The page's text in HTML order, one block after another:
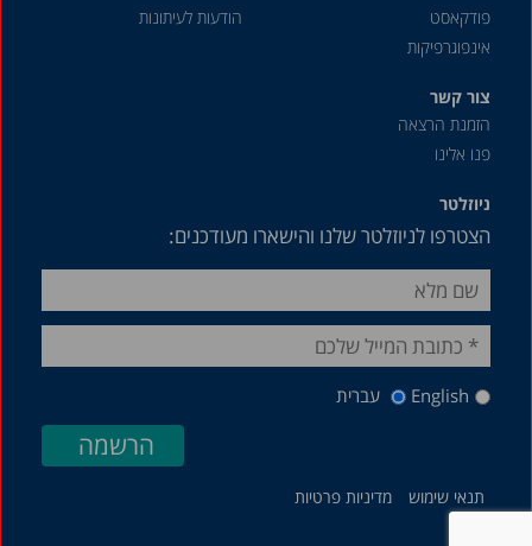
פודקאסט
אינפוגרפיקות
הודעות לעיתונות
צור קשר
הזמנת הרצאה
פנו אלינו
ניוזלטר
הצטרפו לניוזלטר שלנו והישארו מעודכנים:
English עברית
תנאי שימוש מדיניות פרטיות